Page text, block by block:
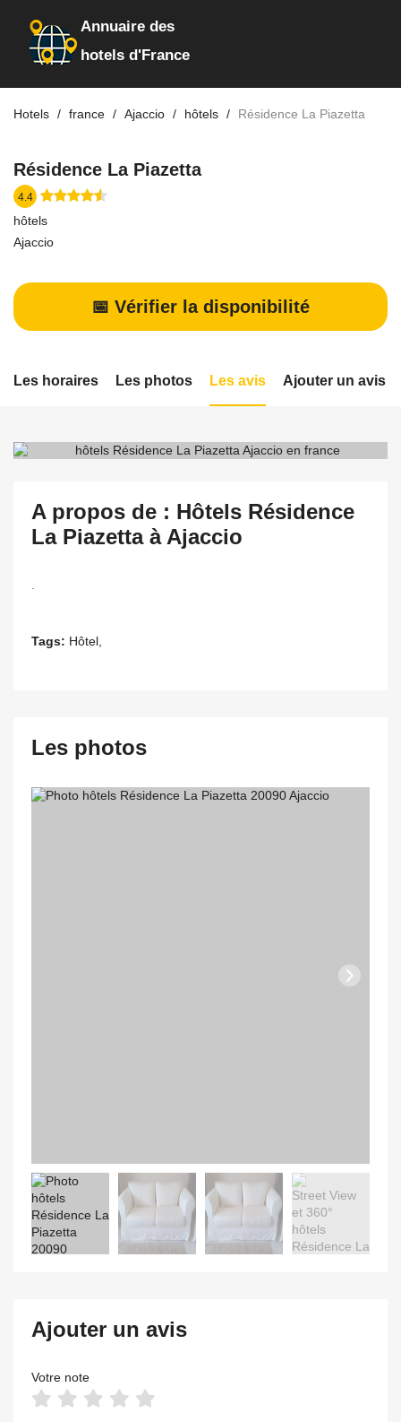
Annuaire des
hotels d'France
Hotels france Ajaccio hôtels Résidence La Piazetta
Résidence La Piazetta
4.4
hôtels
Ajaccio
📅 Vérifier la disponibilité
Les horaires Les photos Les avis Ajouter un avis
A propos de : Hôtels Résidence
La Piazetta à Ajaccio
Tags: Hôtel,
Les photos
Ajouter un avis
Votre note